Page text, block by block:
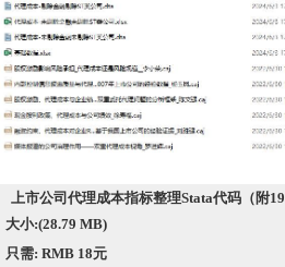
上市公司代理成本指标整理Stata代码（附
大小:(28.79 MB)
只需: RMB 18元